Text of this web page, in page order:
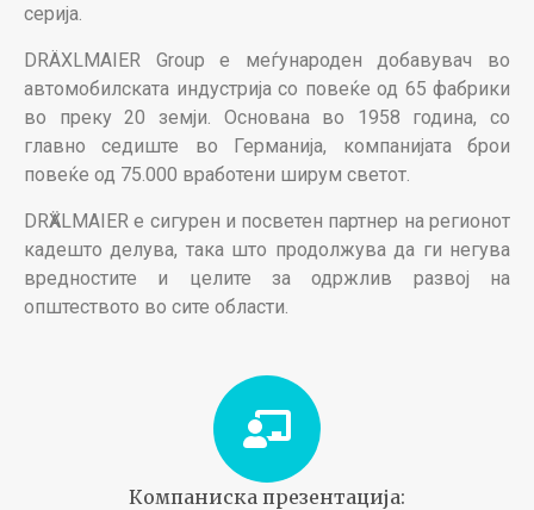
серија.
DRÄXLMAIER Group e меѓународен добавувач во
автомобилската индустрија со повеќе од 65 фабрики
во преку 20 земји. Основана во 1958 година, со
главноседиште во Германија, компанијата брои
повеќе од 75.000 вработени ширум светот.
DRӒXLMAIER е сигурен и посветен партнер на регионот
кадешто делува, така што продолжува да ги негува
вредностите и целите за одржлив развој на
општеството во сите области.
Компаниска презентација: